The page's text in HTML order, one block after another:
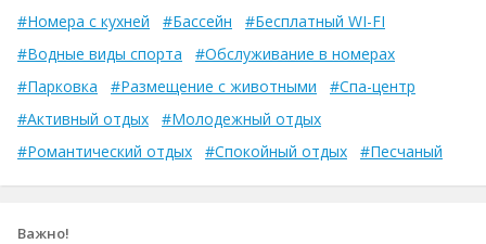
#Номера с кухней
#Бассейн
#Бесплатный WI-FI
#Водные виды спорта
#Обслуживание в номерах
#Парковка
#Размещение с животными
#Спа-центр
#Активный отдых
#Молодежный отдых
#Романтический отдых
#Спокойный отдых #Песчаный
Важно!